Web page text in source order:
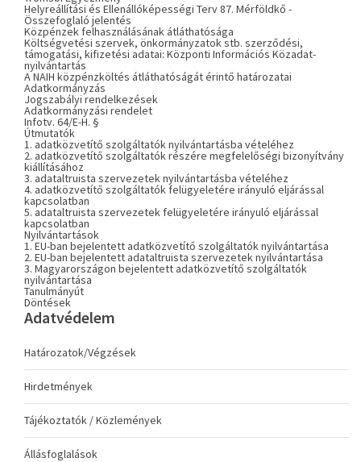
Helyreállítási és Ellenállóképességi Terv 87. Mérföldkő -
Összefoglaló jelentés
Közpénzek felhasználásának átláthatósága
Költségvetési szervek, önkormányzatok stb. szerződési,
támogatási, kifizetési adatai: Központi Információs Közadat-
nyilvántartás
A NAIH közpénzköltés átláthatóságát érintő határozatai
Adatkormányzás
Jogszabályi rendelkezések
Adatkormányzási rendelet
Infotv. 64/E-H. §
Útmutatók
1. adatközvetítő szolgáltatók nyilvántartásba vételéhez
2. adatközvetítő szolgáltatók részére megfelelőségi bizonyítvány
kiállításához
3. adataltruista szervezetek nyilvántartásba vételéhez
4. adatközvetítő szolgáltatók felügyeletére irányuló eljárással
kapcsolatban
5. adataltruista szervezetek felügyeletére irányuló eljárással
kapcsolatban
Nyilvántartások
1. EU-ban bejelentett adatközvetítő szolgáltatók nyilvántartása
2. EU-ban bejelentett adataltruista szervezetek nyilvántartása
3. Magyarországon bejelentett adatközvetítő szolgáltatók
nyilvántartása
Tanulmányút
Döntések
Adatvédelem
Határozatok/Végzések
Hirdetmények
Tájékoztatók / Közlemények
Állásfoglalások